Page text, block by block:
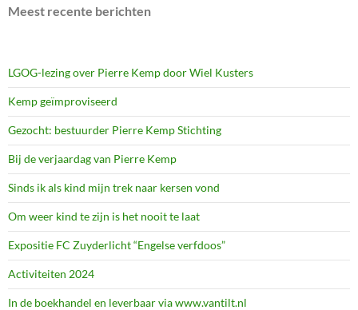
Meest recente berichten
LGOG-lezing over Pierre Kemp door Wiel Kusters
Kemp geïmproviseerd
Gezocht: bestuurder Pierre Kemp Stichting
Bij de verjaardag van Pierre Kemp
Sinds ik als kind mijn trek naar kersen vond
Om weer kind te zijn is het nooit te laat
Expositie FC Zuyderlicht “Engelse verfdoos”
Activiteiten 2024
In de boekhandel en leverbaar via www.vantilt.nl